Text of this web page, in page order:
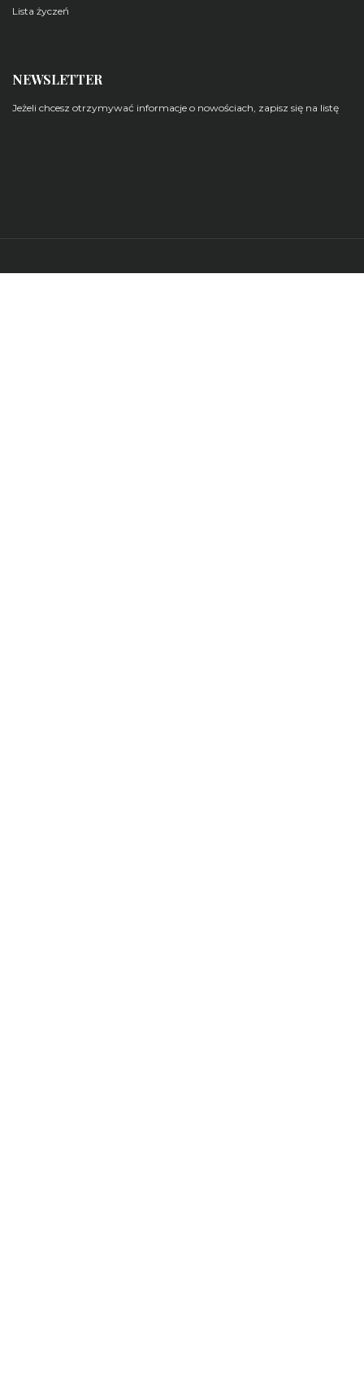
Lista życzeń
NEWSLETTER
Jeżeli chcesz otrzymywać informacje o nowościach, zapisz się na listę